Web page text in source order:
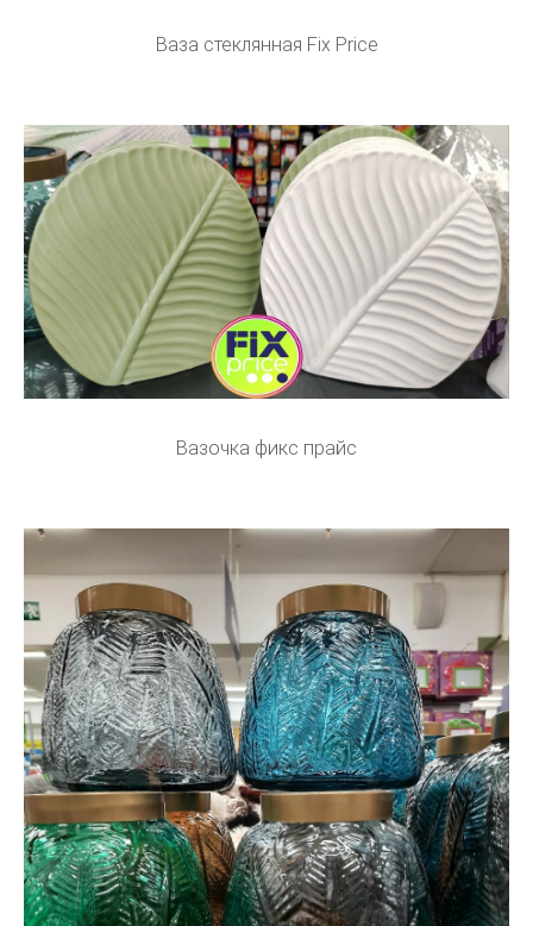
Ваза стеклянная Fix Price
Вазочка фикс прайс